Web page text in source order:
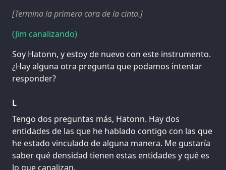
[Termina la primera cara de la cinta.]
(Jim canalizando)
Soy Hatonn, y estoy de nuevo con este instrumento.
¿Hay alguna otra pregunta que podamos intentar
responder?
L
Tengo dos preguntas más, Hatonn. Hay dos
entidades de las que he hablado contigo con las que
he estado vinculado de alguna manera. Me gustaría
saber qué densidad tienen estas entidades y qué es
lo que canalizan.